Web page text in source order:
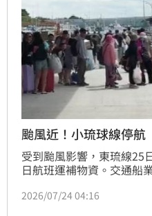
颱風近！小琉球線停
受到颱風影響，東琉線25
日航班運補物資。交通船
布，墾丁國家公園的海域
2026/07/24 04:16